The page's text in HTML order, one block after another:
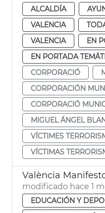
ALCALDÍA
VALENCIA
VALENCIA
EN
EN PORTADA
CORPORACIÓ
CORPORACIÓN
CORPORACIÓ
MIGUEL ÁNGEL
VÍCTIMES
VÍCTIMAS
València
modificado hace 1
EDUCACIÓN Y